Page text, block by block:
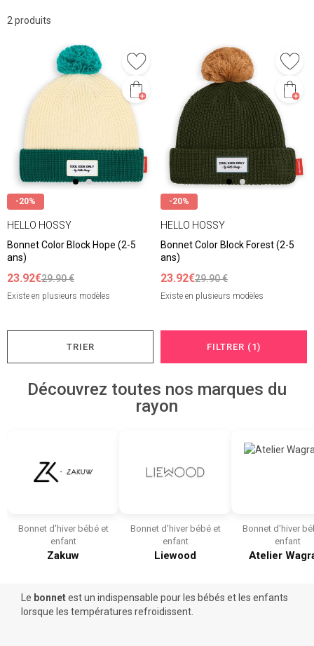
2 produits
-20%
HELLO HOSSY
Bonnet Color Block Hope (2-5
ans)
23.92€29.90 €
Existe en plusieurs modèles
-20%
HELLO HOSSY
Bonnet Color Block Forest (2-5
ans)
23.92€29.90 €
Existe en plusieurs modèles
TRIER FILTRER (1)
Découvrez toutes nos marques du
rayon
Bonnet d'hiver bébé et
enfant
Zakuw
Bonnet d'hiver bébé et
enfant
Liewood
Bonnet d'hiver
enfant
Atelier
Le bonnetest un indispensable pour les bébés et les enfants
lorsque les températures refroidissent.